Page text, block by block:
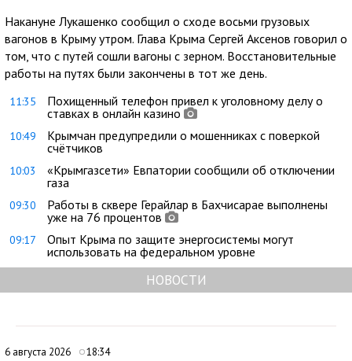
Накануне Лукашенко сообщил о сходе восьми грузовых
вагонов в Крыму утром. Глава Крыма Сергей Аксенов говорил о
том, что с путей сошли вагоны с зерном. Восстановительные
работы на путях были закончены в тот же день.
11:35
Похищенный телефон привел к уголовному делу о
ставках в онлайн казино
10:49
Крымчан предупредили о мошенниках с поверкой
счётчиков
10:03
«Крымгазсети» Евпатории сообщили об отключении
газа
09:30
Работы в сквере Герайлар в Бахчисарае выполнены
уже на 76 процентов
09:17
Опыт Крыма по защите энергосистемы могут
использовать на федеральном уровне
НОВОСТИ
6 августа 2026 18:34